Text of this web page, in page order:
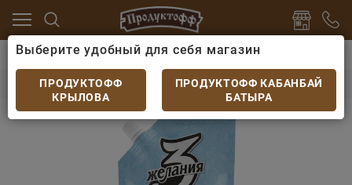
Сгущеное молоко
Молоко сгущеное Три
Молоко сгущеное Три Желания дой/пак 270гр
Выберите удобный для себя магазин
ПРОДУКТОФФ
КРЫЛОВА
ПРОДУКТОФФ КАБАНБАЙ
БАТЫРА